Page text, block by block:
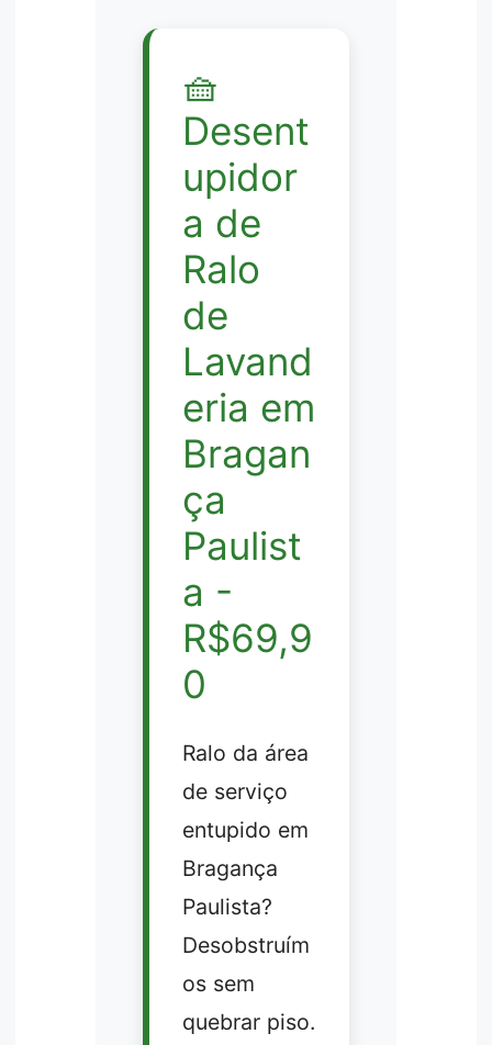
🧺
Desent
upidor
a de
Ralo
de
Lavand
eria em
Bragan
ça
Paulist
a -
R$69,9
0
Ralo da área
de serviço
entupido em
Bragança
Paulista?
Desobstruím
os sem
quebrar piso.